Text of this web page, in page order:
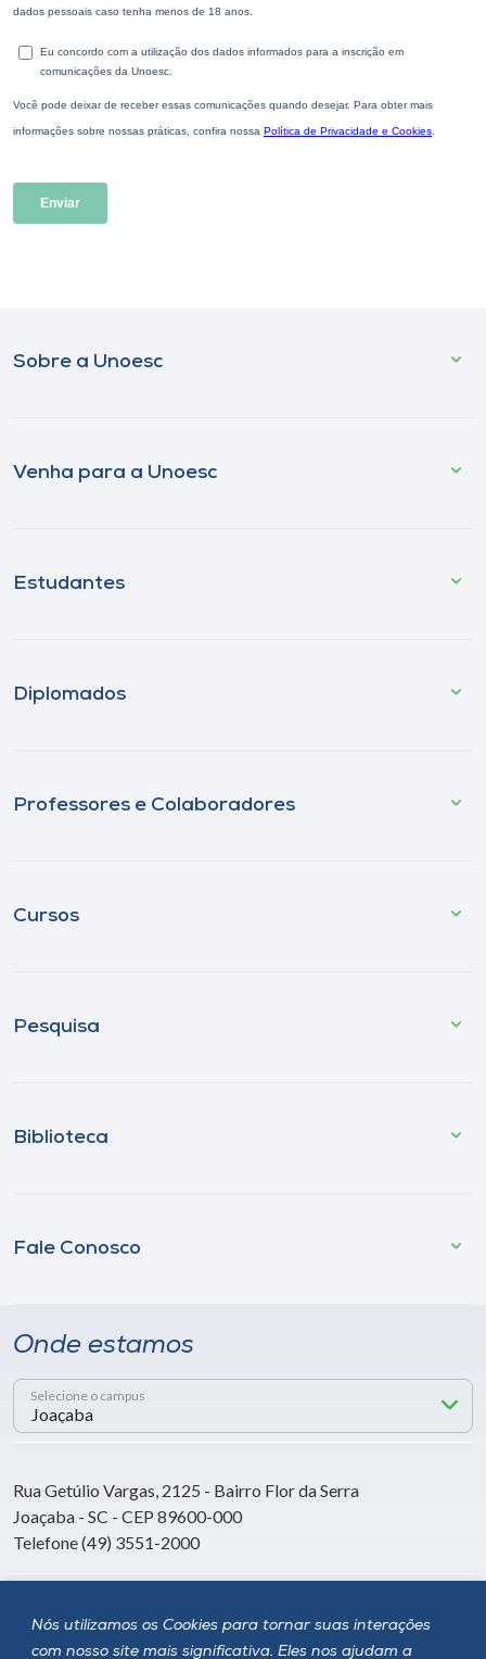
Nós utilizamos os Cookies para tornar suas interações
com nosso site mais significativa. Eles nos ajudam a
Sobre a Unoesc
Venha para a Unoesc
Estudantes
Diplomados
Professores e Colaboradores
Cursos
Pesquisa
Biblioteca
Fale Conosco
Onde estamos
Selecione o campus
Rua Getúlio Vargas, 2125 - Bairro Flor da Serra
Joaçaba - SC - CEP 89600-000
Telefone (49) 3551-2000
Siga a Unoesc